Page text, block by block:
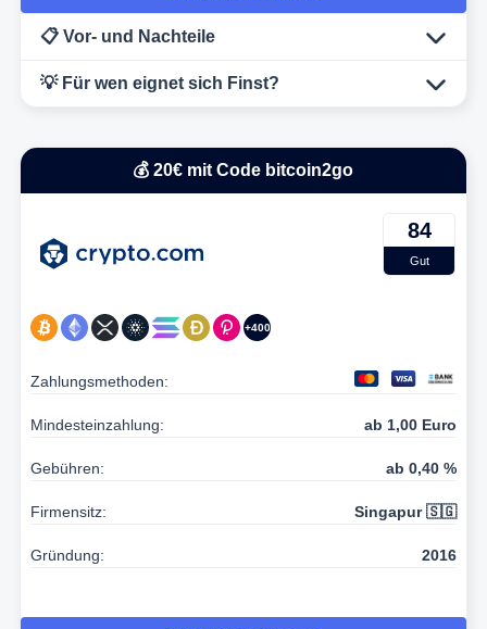
📋 Vor- und Nachteile
💡 Für wen eignet sich Finst?
💰 20€ mit Code bitcoin2go
84
Gut
+400
Zahlungsmethoden:
Mindesteinzahlung: ab 1,00 Euro
Gebühren: ab 0,40 %
Firmensitz: Singapur 🇸🇬
Gründung: 2016